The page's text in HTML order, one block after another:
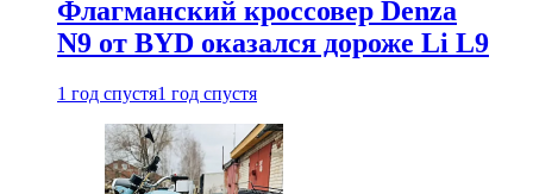
Флагманский кроссовер Denza
N9 от BYD оказался дороже Li L9
1 год спустя1 год спустя